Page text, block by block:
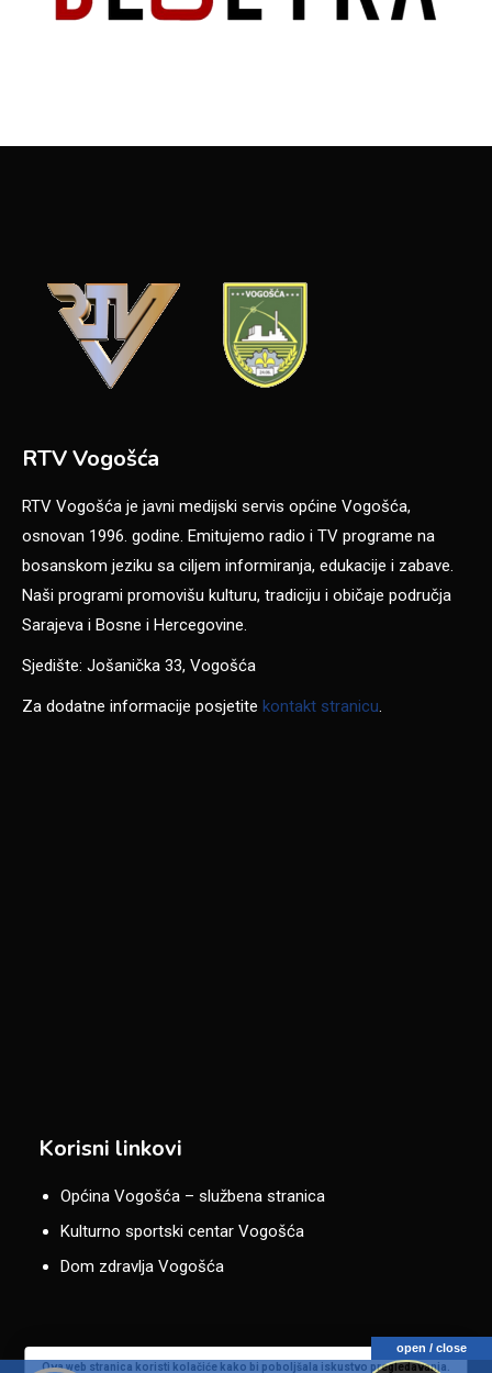
RTV Vogošća
RTV Vogošća je javni medijski servis općine Vogošća,
osnovan 1996. godine. Emitujemo radio i TV programe na
bosanskom jeziku sa ciljem informiranja, edukacije i zabave.
Naši programi promovišu kulturu, tradiciju i običaje područja
Sarajeva i Bosne i Hercegovine.
Sjedište: Jošanička 33, Vogošća
Za dodatne informacije posjetite kontakt stranicu.
Korisni linkovi
Općina Vogošća – službena stranica
Kulturno sportski centar Vogošća
Dom zdravlja Vogošća
Ova web stranica koristi kolačiće kako bi poboljšala iskustvo pregledavanja.
open / close